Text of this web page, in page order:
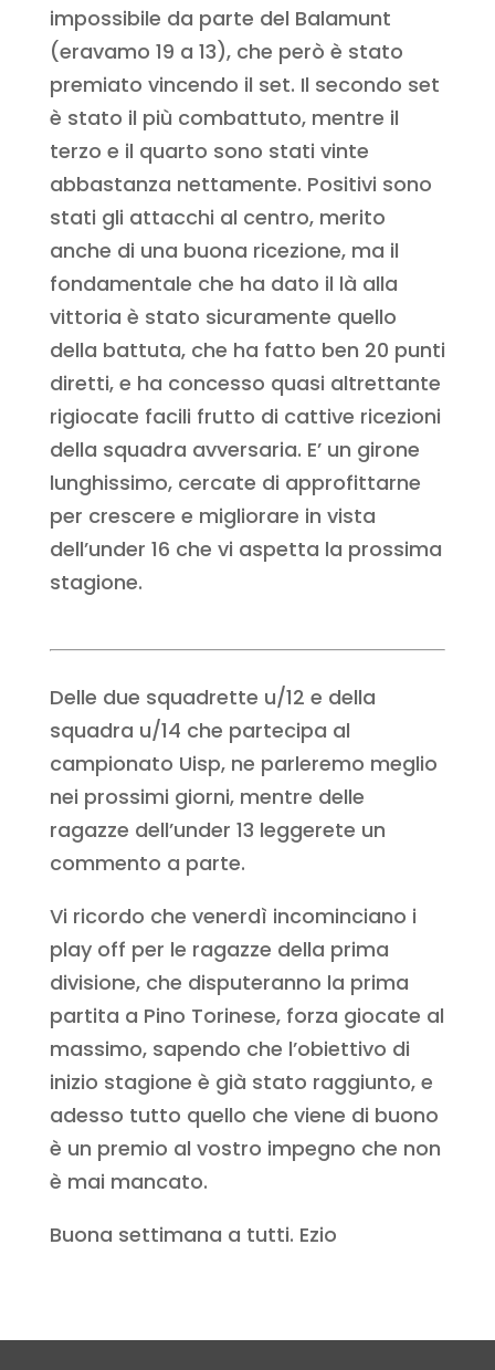
impossibile da parte del Balamunt
(eravamo 19 a 13), che però è stato
premiato vincendo il set. Il secondo set
è stato il più combattuto, mentre il
terzo e il quarto sono stati vinte
abbastanza nettamente. Positivi sono
stati gli attacchi al centro, merito
anche di una buona ricezione, ma il
fondamentale che ha dato il là alla
vittoria è stato sicuramente quello
della battuta, che ha fatto ben 20 punti
diretti, e ha concesso quasi altrettante
rigiocate facili frutto di cattive ricezioni
della squadra avversaria. E’ un girone
lunghissimo, cercate di approfittarne
per crescere e migliorare in vista
dell’under 16 che vi aspetta la prossima
stagione.
Delle due squadrette u/12 e della
squadra u/14 che partecipa al
campionato Uisp, ne parleremo meglio
nei prossimi giorni, mentre delle
ragazze dell’under 13 leggerete un
commento a parte.
Vi ricordo che venerdì incominciano i
play off per le ragazze della prima
divisione, che disputeranno la prima
partita a Pino Torinese, forza giocate al
massimo, sapendo che l’obiettivo di
inizio stagione è già stato raggiunto, e
adesso tutto quello che viene di buono
è un premio al vostro impegno che non
è mai mancato.
Buona settimana a tutti. Ezio